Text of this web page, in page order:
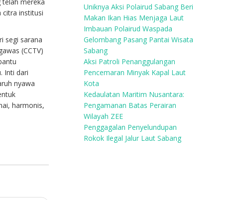
citra institusi
segi sarana
(CCTV)
Inti dari
nyawa
harmonis,
Uniknya Aksi Polairud Sabang Beri
Makan Ikan Hias Menjaga Laut
Imbauan Polairud Waspada
Gelombang Pasang Pantai Wisata
Sabang
Aksi Patroli Penanggulangan
Pencemaran Minyak Kapal Laut
Kota
Kedaulatan Maritim Nusantara:
Pengamanan Batas Perairan
Wilayah ZEE
Penggagalan Penyelundupan
Rokok Ilegal Jalur Laut Sabang